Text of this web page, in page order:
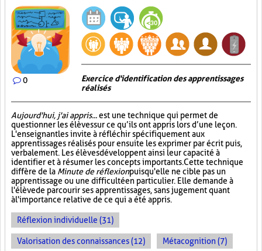
0
Exercice d'identification des apprentissages
réalisés
Aujourd'hui, j'ai appris...est une technique qui permet de
questionner les élèves sur ce qu’ils ont appris lors d’une leçon.
L'enseignant les invite à réfléchir spécifiquement aux
apprentissages réalisés pour ensuite les exprimer par écrit puis,
verbalement. Les élèves développent ainsi leur capacité à
identifier et à résumer les concepts importants. Cette technique
diffère de la Minute de réflexionpuisqu'elle ne cible pas un
apprentissage ou une difficulté en particulier. Elle demande à
l'élève de parcourir ses apprentissages, sans jugement quant
à l'importance relative de ce qui a été appris.
Réflexion individuelle (31)
Valorisation des connaissances (12) Métacognition (7)